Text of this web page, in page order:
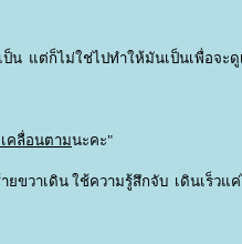
น แต่ก็ไม่ใช่ไปทำให้มันเป็นเพื่อจะ
คลื่อนตามนะคะ"
ยขวาเดิน ใช้ความรู้สึกจับ เดินเร็ว